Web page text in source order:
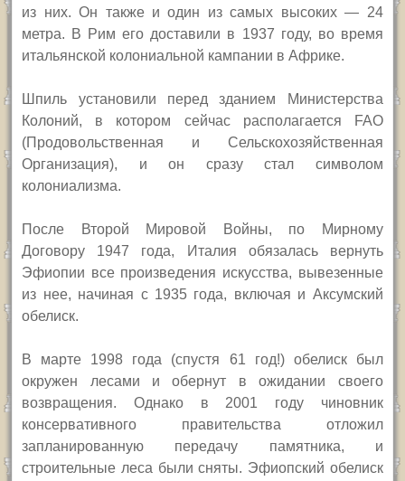
из них. Он также и один из самых высоких — 24
метра. В Рим его доставили в 1937 году, во время
итальянской колониальной кампании в Африке.
Шпиль установили перед зданием Министерства
Колоний, в котором сейчас располагается
FAO
(Продовольственная и Сельскохозяйственная
Организация), и он сразу стал символом
колониализма.
После Второй Мировой Войны, по Мирному
Договору 1947 года, Италия обязалась вернуть
Эфиопии все произведения искусства, вывезенные
из нее, начиная с 1935 года, включая и Аксумский
обелиск.
В марте 1998 года (спустя 61 год!) обелиск был
окружен лесами и обернут в ожидании своего
возвращения. Однако в 2001 году чиновник
консервативного правительства отложил
запланированную передачу памятника, и
строительные леса были сняты. Эфиопский обелиск